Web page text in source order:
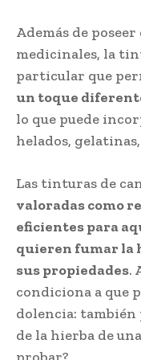
Además de
medicinales, la
particular que
un toque
lo que puede
helados, gelatinas,
Las tinturas de
valoradas como
eficientes para
quieren fumar la
sus propiedades.
condiciona a que
dolencia: también
de la hierba de
probar?